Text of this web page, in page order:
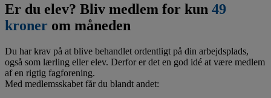
Er du elev? Bliv medlem for kun 49
kroner om måneden
Du har krav på at blive behandlet ordentligt på din arbejdsplads,
også som lærling eller elev. Derfor er det en god idé at være medlem
af en rigtig fagforening.
Med medlemsskabet får du blandt andet: